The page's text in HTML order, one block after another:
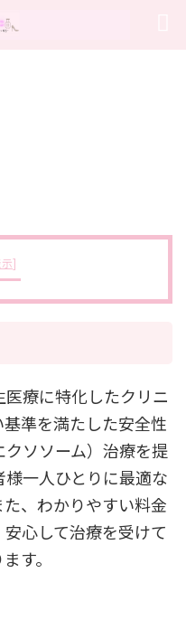
]
療に特化したクリニ
準を満たした安全性
ソソーム）治療を提
一人ひとりに最適な
、わかりやすい料金
心して治療を受けて
す。